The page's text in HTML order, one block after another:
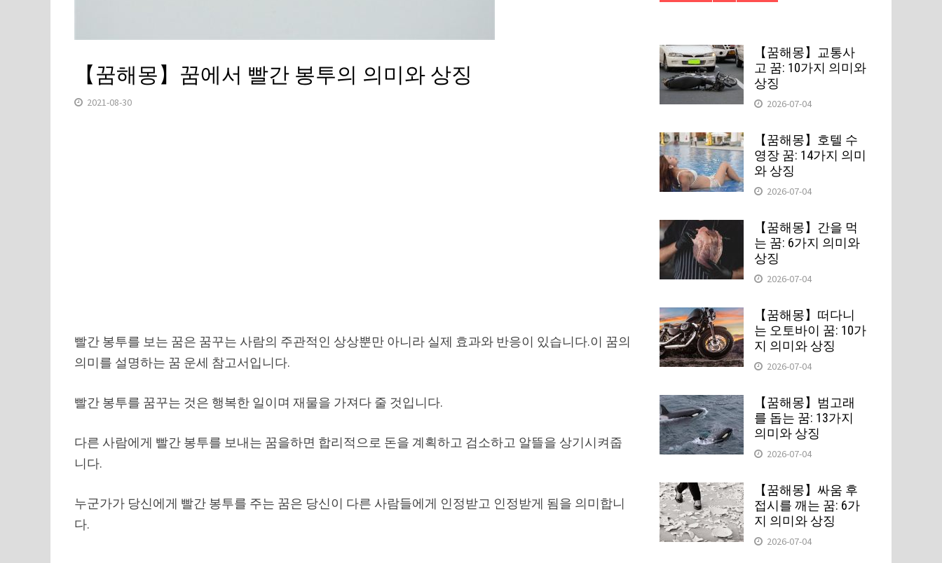
【꿈해몽】꿈에서 빨간 봉투의 의미와 상징
2021-08-30
빨간 봉투를 보는 꿈은 꿈꾸는 사람의 주관적인 상상뿐만 아니라 실제 효과와 반응이 있습니다.이 꿈의
의미를 설명하는 꿈 운세 참고서입니다.
빨간 봉투를 꿈꾸는 것은 행복한 일이며 재물을 가져다 줄 것입니다.
다른 사람에게 빨간 봉투를 보내는 꿈을하면 합리적으로 돈을 계획하고 검소하고 알뜰을 상기시켜줍
니다.
누군가가 당신에게 빨간 봉투를 주는 꿈은 당신이 다른 사람들에게 인정받고 인정받게 됨을 의미합니
다.
【꿈해몽】교통사
고 꿈: 10가지 의미와
상징
2026-07-04
【꿈해몽】호텔 수
영장 꿈: 14가지 의미
와 상징
2026-07-04
【꿈해몽】간을 먹
는 꿈: 6가지 의미와
상징
2026-07-04
【꿈해몽】떠다니
는 오토바이 꿈: 10가
지 의미와 상징
2026-07-04
【꿈해몽】범고래
를 돕는 꿈: 13가지
의미와 상징
2026-07-04
【꿈해몽】싸움 후
접시를 깨는 꿈: 6가
지 의미와 상징
2026-07-04